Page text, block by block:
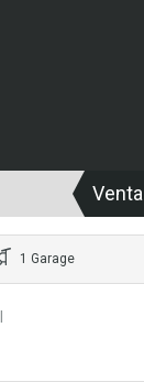
Venta
1 Garage